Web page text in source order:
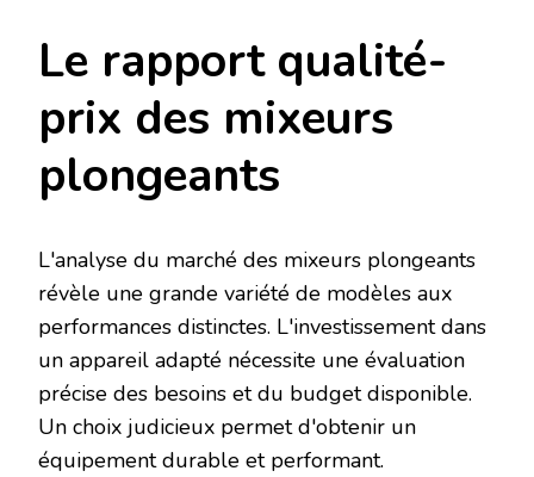
Le rapport qualité-
prix des mixeurs
plongeants
L'analyse du marché des mixeurs plongeants
révèle une grande variété de modèles aux
performances distinctes. L'investissement dans
un appareil adapté nécessite une évaluation
précise des besoins et du budget disponible.
Un choix judicieux permet d'obtenir un
équipement durable et performant.